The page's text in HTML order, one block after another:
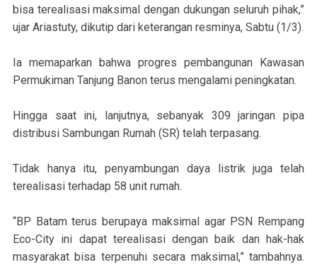
bisa terealisasi maksimal dengan dukungan seluruh pihak,”
ujar Ariastuty, dikutip dari keterangan resminya, Sabtu (1/3).
Ia memaparkan bahwa progres pembangunan Kawasan
Permukiman Tanjung Banon terus mengalami peningkatan.
Hingga saat ini, lanjutnya, sebanyak 309 jaringan pipa
distribusi Sambungan Rumah (SR) telah terpasang.
Tidak hanya itu, penyambungan daya listrik juga telah
terealisasi terhadap 58 unit rumah.
“BP Batam terus berupaya maksimal agar PSN Rempang
Eco-City ini dapat terealisasi dengan baik dan hak-hak
masyarakat bisa terpenuhi secara maksimal,” tambahnya.